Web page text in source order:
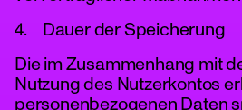
4. Dauer der Speicherung
Die im Zusammenhang mit
Nutzung des Nutzerkontos
personenbezogenen Daten